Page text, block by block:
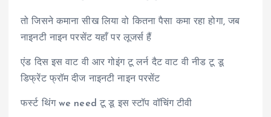
तो जिसने कमाना सीख लिया वो कितना पैसा कमा रहा होगा, जब
नाइनटी नाइन परसेंट यहाँ पर लूजर्स हैं
एंड दिस इस वाट वी आर गोइंग टू लर्न दैट वाट वी नीड टू डू
डिफ्रेंट फ्रॉम दीज नाइनटी नाइन परसेंट
फर्स्ट थिंग we need टू डू इस स्टॉप वॉचिंग टीवी